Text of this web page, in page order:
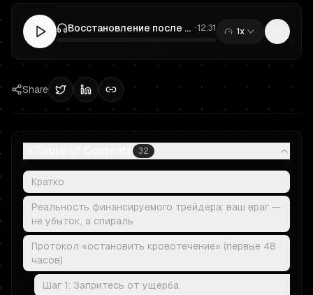
Восстановление после крупного убытка: протокол Prop Trading, чтобы вернуть уверенность и защитить Drawdown ·12:31 1x
Share
32
Кратко
Реальность финансируемого трейдера: ваш враг —
не убыток, а спираль
Протокол «остановить кровотечение» (первые 48
часов)
Шаг 1: Запритесь от ущерба